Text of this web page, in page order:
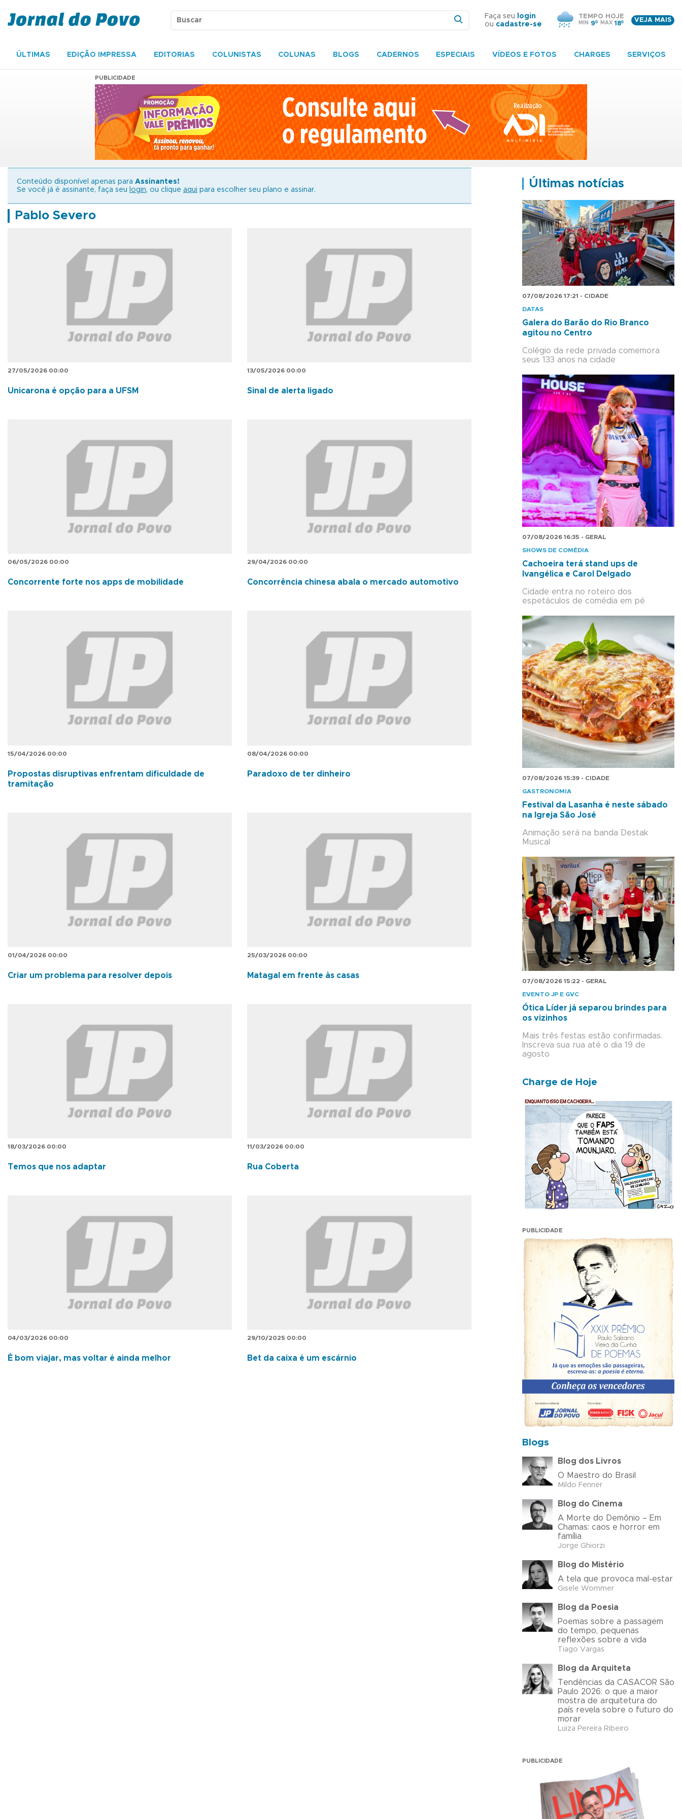
Faça seu
login
ou cadastre-se
TEMPO HOJE
MIN 9º MAX 18º
VEJA MAIS
ÚLTIMAS EDIÇÃO IMPRESSA EDITORIAS COLUNISTAS COLUNAS BLOGS CADERNOS ESPECIAIS VÍDEOS E FOTOS CHARGES SERVIÇOS
PUBLICIDADE
Conteúdo disponível apenas para Assinantes!
Se você já é assinante, faça seu
login, ou clique aqui para escolher seu plano e assinar.
Pablo Severo
27/05/2026 00:00
Unicarona é opção para a UFSM
13/05/2026 00:00
Sinal de alerta ligado
06/05/2026 00:00
Concorrente forte nos apps de mobilidade
29/04/2026 00:00
Concorrência chinesa abala o mercado automotivo
15/04/2026 00:00
Propostas disruptivas enfrentam dificuldade de
tramitação
08/04/2026 00:00
Paradoxo de ter dinheiro
01/04/2026 00:00
Criar um problema para resolver depois
25/03/2026 00:00
Matagal em frente às casas
18/03/2026 00:00
Temos que nos adaptar
11/03/2026 00:00
Rua Coberta
04/03/2026 00:00
É bom viajar, mas voltar é ainda melhor
29/10/2025 00:00
Bet da caixa é um escárnio
Últimas notícias
07/08/2026 17:21 - CIDADE
DATAS
Galera do Barão do Rio Branco
agitou no Centro
Colégio da rede privada comemora
seus 133 anos na cidade
07/08/2026 16:35 - GERAL
SHOWS DE COMÉDIA
Cachoeira terá stand ups de
Ivangélica e Carol Delgado
Cidade entra no roteiro dos
espetáculos de comédia em pé
07/08/2026 15:39 - CIDADE
GASTRONOMIA
Festival da Lasanha é neste sábado
na Igreja São José
Animação será na banda Destak
Musical
07/08/2026 15:22 - GERAL
EVENTO JP E GVC
Ótica Líder já separou brindes para
os vizinhos
Mais três festas estão confirmadas.
Inscreva sua rua até o dia 19 de
agosto
Charge de Hoje
PUBLICIDADE
Blogs
Blog dos Livros
O Maestro do Brasil
Mildo Fenner
Blog do Cinema
A Morte do Demônio – Em
Chamas: caos e horror em
família
Jorge Ghiorzi
Blog do Mistério
A tela que provoca mal-estar
Gisele Wommer
Blog da Poesia
Poemas sobre a passagem
do tempo, pequenas
reflexões sobre a vida
Tiago Vargas
Blog da Arquiteta
Tendências da CASACOR São
Paulo 2026: o que a maior
mostra de arquitetura do
país revela sobre o futuro do
morar
Luiza Pereira Ribeiro
PUBLICIDADE